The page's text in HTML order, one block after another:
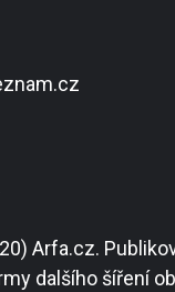
Arfa.cz.
dalšího šíření